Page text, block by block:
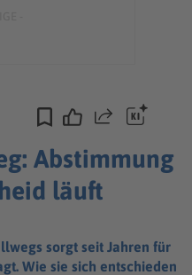
Teilen
Abstimmung
läuft
sorgt seit Jahren für
Wie sie sich entschieden